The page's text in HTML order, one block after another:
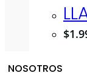
$
NOSOTROS